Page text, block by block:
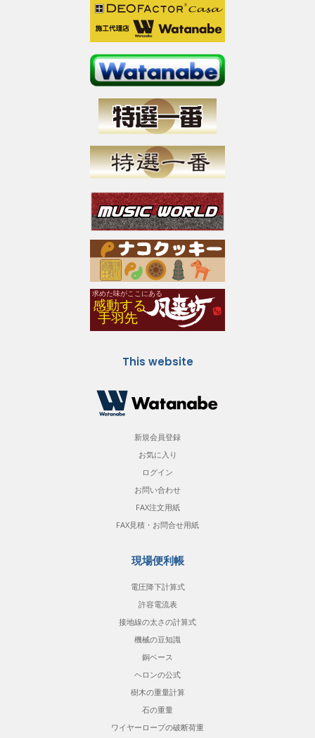
This website
新規会員登録
お気に入り
ログイン
お問い合わせ
FAX注文用紙
FAX見積・お問合せ用紙
現場便利帳
電圧降下計算式
許容電流表
接地線の太さの計算式
機械の豆知識
銅ベース
ヘロンの公式
樹木の重量計算
石の重量
ワイヤーロープの破断荷重